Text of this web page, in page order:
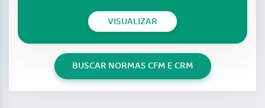
VISUALIZAR
BUSCAR NORMAS CFM E CRM